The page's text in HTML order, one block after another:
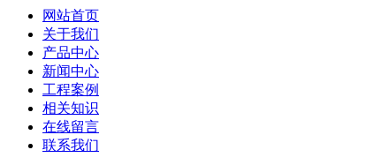
网站首页
关于我们
产品中心
新闻中心
工程案例
相关知识
在线留言
联系我们